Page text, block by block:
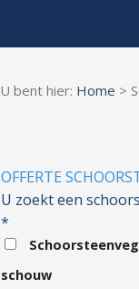
U bent hier: Home >
OFFERTE
U zoekt een
*
schouw